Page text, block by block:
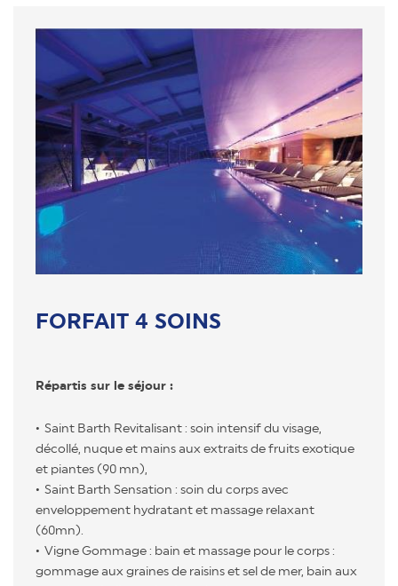
FORFAIT 4 SOINS
Répartis sur le séjour :
Saint Barth Revitalisant : soin intensif du visage,
décollé, nuque et mains aux extraits de fruits exotique
et piantes (90 mn),
Saint Barth Sensation : soin du corps avec
enveloppement hydratant et massage relaxant
(60mn).
Vigne Gommage : bain et massage pour le corps :
gommage aux graines de raisins et sel de mer, bain aux